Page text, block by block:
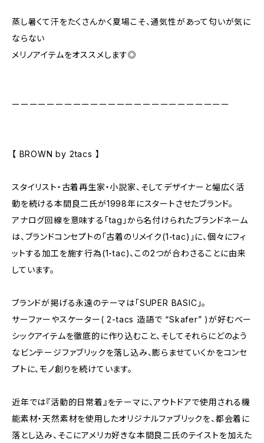
蒸し暑くて汗をたくさんかく夏場こそ、通気性があって匂いが気に
ならない
メリノアイテムをオススメします◎
ーーーーーーーーーーーーーーーーーーーーーーーーー
【 BROWN by 2tacs 】
スタイリスト・古着再生家・小説家、そしてデザイナーと幅広く活
動を続ける本間良二氏が1998年にスタートさせたブランド。
アナログ回線を意味する「tag」から名付けられたブランドネーム
は、ブランドコンセプトの「古着のリメイク(1-tac)」に、個々にフィ
ットする加工を施す行為(1-tac)、この2つが合わさることに由来
しています。
ブランドが掲げる永遠のテーマは「SUPER BASIC」。
サーファーやスケーター( 2-tacs 造語で “Skafer” )が好むベー
シックアイテムを徹底的に作り込むこと、そしてそれらにどのよう
なビンテージファブリックを落し込み、膨らませていくかをコンセ
プトに、モノ創りを続けています。
近年では『活動的日常着』をテーマに、アウトドアで使用される機
能素材・天然素材を使用したオリジナルファブリックを、都会着に
落とし込み、そこにアメリカ好きな本間良二氏のテイストを加えた